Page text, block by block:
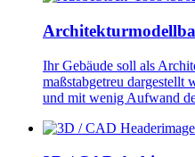
Ihr Gebäude soll als
maßstabgetreu dargestellt
und mit wenig Aufwand
Image